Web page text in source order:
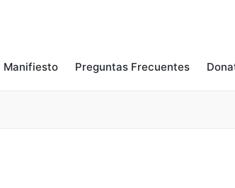
Manifiesto Preguntas Frecuentes